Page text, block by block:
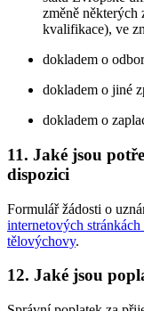
změně některých
kvalifikace), ve
dokladem o
dokladem o jiné
dokladem o
11. Jaké jsou
dispozici
Formulář žádosti o
internetových
tělovýchovy.
12. Jaké jsou